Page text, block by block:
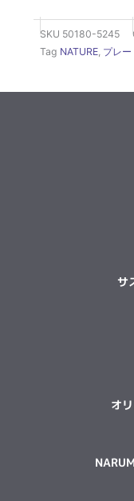
SKU 50180-5245
Tag NATURE プレー
サ
オ